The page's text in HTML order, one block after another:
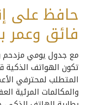
حافظ على
فائق وعمر
مع جدول يومي مزدحم
تكون الهواتف الذكية
المتطلب لمحترفي
والمكالمات المرئية